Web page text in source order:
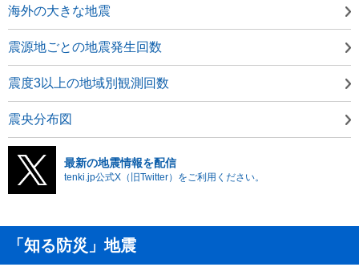
海外の大きな地震
震源地ごとの地震発生回数
震度3以上の地域別観測回数
震央分布図
最新の地震情報を配信
tenki.jp公式X（旧Twitter）をご利用ください。
「知る防災」地震